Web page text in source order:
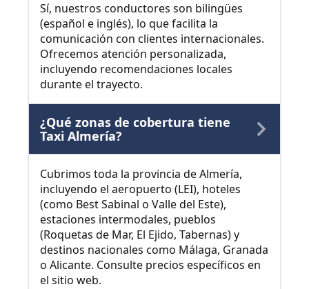
Sí, nuestros conductores son bilingües
(español e inglés), lo que facilita la
comunicación con clientes internacionales.
Ofrecemos atención personalizada,
incluyendo recomendaciones locales
durante el trayecto.
¿Qué zonas de cobertura tiene
Taxi Almería?
Cubrimos toda la provincia de Almería,
incluyendo el aeropuerto (LEI), hoteles
(como Best Sabinal o Valle del Este),
estaciones intermodales, pueblos
(Roquetas de Mar, El Ejido, Tabernas) y
destinos nacionales como Málaga, Granada
o Alicante. Consulte precios específicos en
el sitio web.